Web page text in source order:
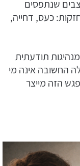
שנתפסים
כעס, דחייה,
תודעתית
החשובה אינה מי
הזה מייצר